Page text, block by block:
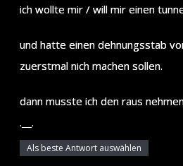
ich wollte mir / will mir einen
und hatte einen dehnungsstab
zuerstmal nich machen sollen.
dann musste ich den raus
.__.
Als beste Antwort auswählen